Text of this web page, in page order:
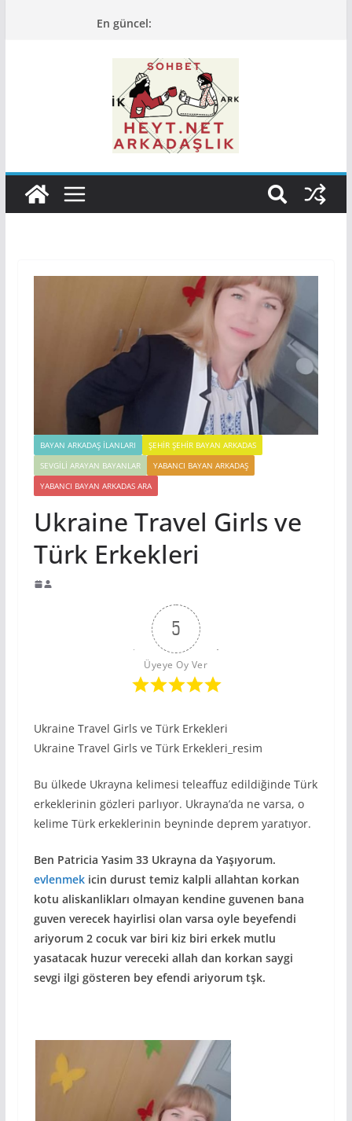
En güncel:
BAYAN ARKADAŞ İLANLARI
ŞEHIR ŞEHIR BAYAN ARKADAS
SEVGILI ARAYAN BAYANLAR
YABANCI BAYAN ARKADAŞ
YABANCI BAYAN ARKADAS ARA
Ukraine Travel Girls ve
Türk Erkekleri
5
Üyeye Oy Ver
Ukraine Travel Girls ve Türk Erkekleri
Ukraine Travel Girls ve Türk Erkekleri_resim
Bu ülkede Ukrayna kelimesi teleaffuz edildiğinde Türk
erkeklerinin gözleri parlıyor. Ukrayna’da ne varsa, o
kelime Türk erkeklerinin beyninde deprem yaratıyor.
Ben Patricia Yasim 33 Ukrayna da Yaşıyorum.
evlenmekicin durust temiz kalpli allahtan korkan
kotu aliskanlikları olmayan kendine guvenen bana
guven verecek hayirlisi olan varsa oyle beyefendi
ariyorum 2 cocuk var biri kiz biri erkek mutlu
yasatacak huzur vereceki allah dan korkan saygi
sevgi ilgi gösteren bey efendi ariyorum tşk.